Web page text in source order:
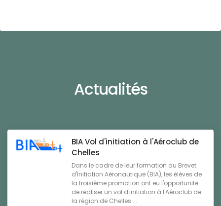
Actualités
BIA Vol d'initiation à l'Aéroclub de
Chelles
Dans le cadre de leur formation au Brevet
d'Initiation Aéronautique (BIA), les élèves de
la troisième promotion ont eu l'opportunité
de réaliser un vol d'initiation à l'Aéroclub de
la région de Chelles ...